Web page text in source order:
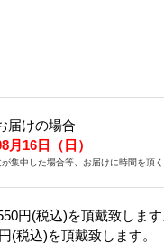
届けの場合
月16日（日）
集中した場合等、お届けに時間を頂く
円(税込)を頂戴致します
(税込)を頂戴致します。